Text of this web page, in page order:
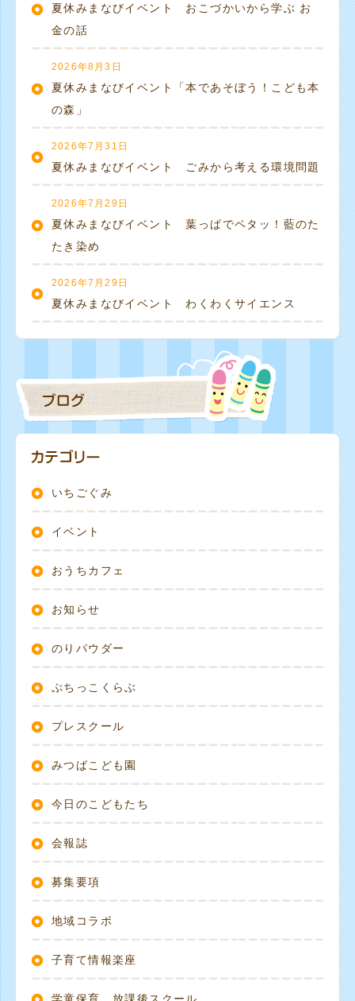
夏休みまなびイベント おこづかいから学ぶ お
金の話
2026年8月3日
夏休みまなびイベント「本であそぼう！こども本
の森」
2026年7月31日
夏休みまなびイベント ごみから考える環境問題
2026年7月29日
夏休みまなびイベント 葉っぱでペタッ！藍のた
たき染め
2026年7月29日
夏休みまなびイベント わくわくサイエンス
いちごぐみ
イベント
おうちカフェ
お知らせ
のりパウダー
ぷちっこくらぶ
プレスクール
みつばこども園
今日のこどもたち
会報誌
募集要項
地域コラボ
子育て情報楽座
学童保育 放課後スクール